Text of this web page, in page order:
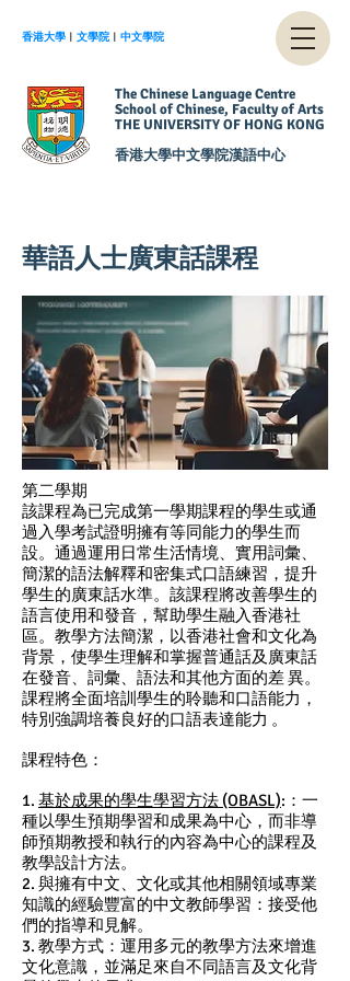
香港大學 ︱ 文學院 ︱ 中文學院
The Chinese Language Centre
School of Chinese, Faculty of Arts
THE UNIVERSITY OF HONG KONG
香港大學中文學院漢語中心
華語人士廣東話課程
第二學期
該課程為已完成第一學期課程的學生或通
過入學考試證明擁有等同能力的學生而
設。通過運用日常生活情境、實用詞彙、
簡潔的語法解釋和密集式口語練習，提升
學生的廣東話水準。該課程將改善學生的
語言使用和發音，幫助學生融入香港社
區。教學方法簡潔，以香港社會和文化為
背景，使學生理解和掌握普通話及廣東話
在發音、詞彙、語法和其他方面的差 異。
課程將全面培訓學生的聆聽和口語能力，
特別強調培養良好的口語表達能力 。
課程特色：
1. 基於成果的學生學習方法 (OBASL):：一
種以學生預期學習和成果為中心，而非導
師預期教授和執行的內容為中心的課程及
教學設計方法。
2. 與擁有中文、文化或其他相關領域專業
知識的經驗豐富的中文教師學習：接受他
們的指導和見解。
3. 教學方式：運用多元的教學方法來增進
文化意識，並滿足來自不同語言及文化背